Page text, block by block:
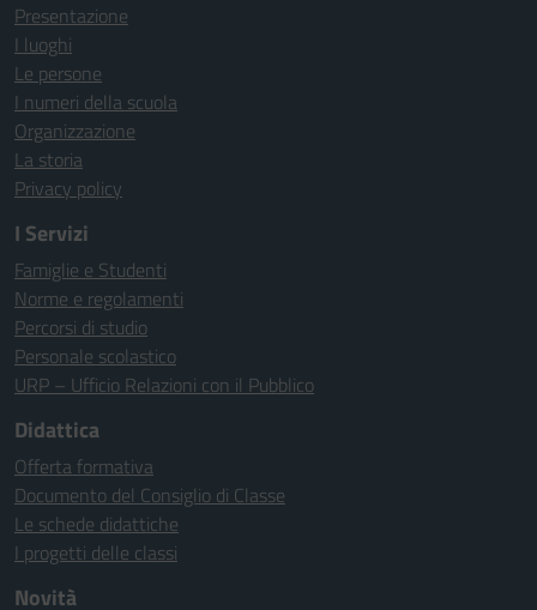
Presentazione
I luoghi
Le persone
I numeri della scuola
Organizzazione
La storia
Privacy policy
I Servizi
Famiglie e Studenti
Norme e regolamenti
Percorsi di studio
Personale scolastico
URP – Ufficio Relazioni con il Pubblico
Didattica
Offerta formativa
Documento del Consiglio di Classe
Le schede didattiche
I progetti delle classi
Novità